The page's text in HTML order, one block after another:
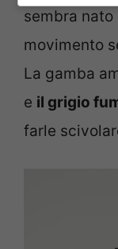
sembra
movimento
La gamba
e il grigio
farle